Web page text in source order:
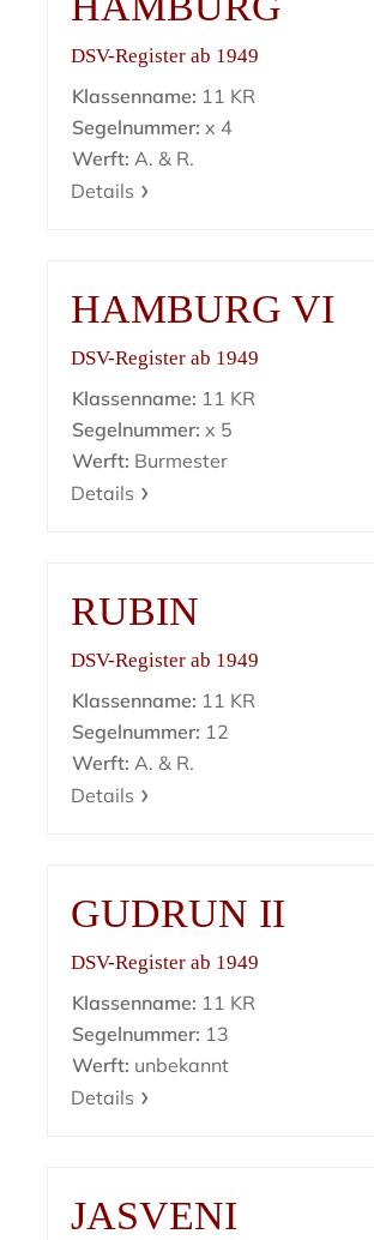
DSV-Register ab 1949
Klassenname: 11 KR
Segelnummer: x 4
Werft: A. & R.
Details
HAMBURG VI
DSV-Register ab 1949
Klassenname: 11 KR
Segelnummer: x 5
Werft: Burmester
Details
RUBIN
DSV-Register ab 1949
Klassenname: 11 KR
Segelnummer: 12
Werft: A. & R.
Details
GUDRUN II
DSV-Register ab 1949
Klassenname: 11 KR
Segelnummer: 13
Werft: unbekannt
Details
JASVENI